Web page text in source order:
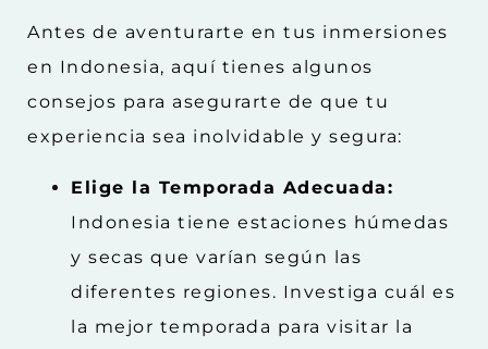
Antes de aventurarte en tus inmersiones
en Indonesia, aquí tienes algunos
consejos para asegurarte de que tu
experiencia sea inolvidable y segura:
Elige la Temporada Adecuada:
Indonesia tiene estaciones húmedas
y secas que varían según las
diferentes regiones. Investiga cuál es
la mejor temporada para visitar la